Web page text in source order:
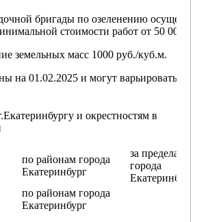
бригады по озеленению
стоимости работ от 50 000,00
земельных масс 1000 руб./куб.м.
на 01.02.2025 и могут варьироваться
и окрестностям в
по районам города
Екатеринбург
за пределами
города
Екатеринбург
по районам города
Екатеринбург